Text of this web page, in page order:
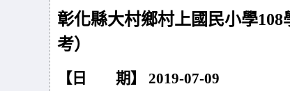
彰化縣大村鄉村上國民小學108
考）
【日 期】 2019-07-09